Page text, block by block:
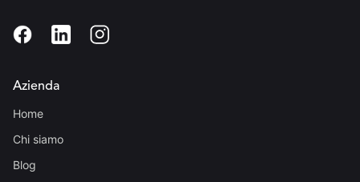
Azienda
Home
Chi siamo
Blog